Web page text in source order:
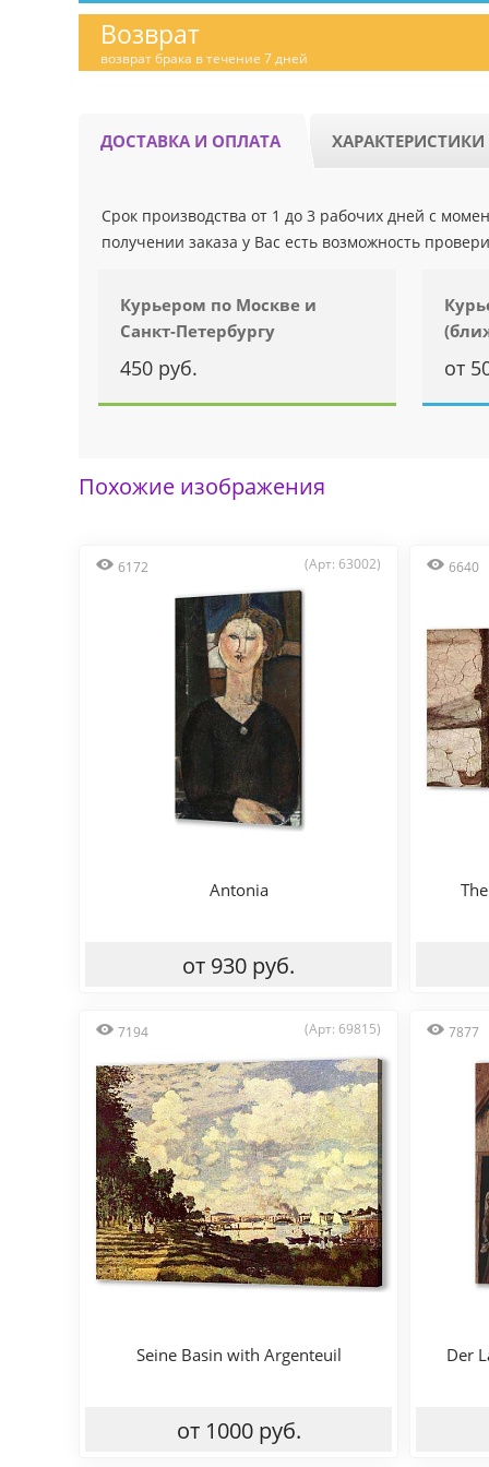
Возврат
возврат брака в течение 7 дней
ДОСТАВКА И ОПЛАТА ХАРАКТЕРИСТИКИ
Срок производства от 1 до 3 рабочих дней с
получении заказа у Вас есть возможность
Курьером по Москве и
Санкт-Петербургу
450 руб. от
Похожие изображения
6172 (Арт: 63002)
Antonia
от 930 руб.
6640
7194 (Арт: 69815)
Seine Basin with Argenteuil
от 1000 руб.
7877
Der